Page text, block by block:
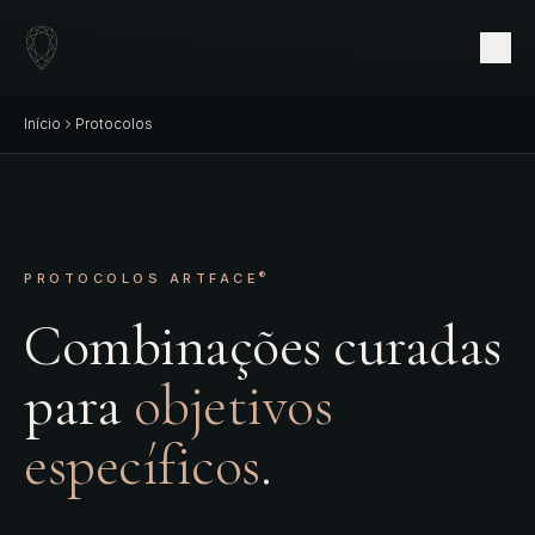
Início Protocolos
PROTOCOLOS ARTFACE®
Combinações curadas
para objetivos
específicos.